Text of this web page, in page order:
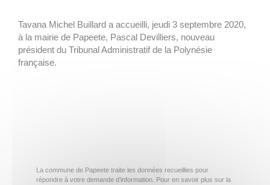
Tavana Michel Buillard a accueilli, jeudi 3 septembre 2020,
à la mairie de Papeete, Pascal Devilliers, nouveau
président du Tribunal Administratif de la Polynésie
française.
La commune de Papeete traite les données recueillies pour
répondre à votre demande d’information. Pour en savoir plus sur la